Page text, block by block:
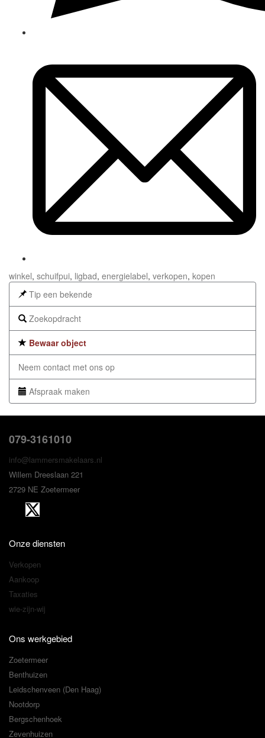
winkel, schuifpui, ligbad, energielabel, verkopen, kopen
Tip een bekende
Zoekopdracht
Bewaar object
Neem contact met ons op
Afspraak maken
079-3161010
info@lammersmakelaars.nl
Willem Dreeslaan 221
2729 NE Zoetermeer
Onze diensten
Verkopen
Aankoop
Taxaties
wie-zijn-wij
Ons werkgebied
Zoetermeer
Benthuizen
Leidschenveen (Den Haag)
Nootdorp
Bergschenhoek
Zevenhuizen